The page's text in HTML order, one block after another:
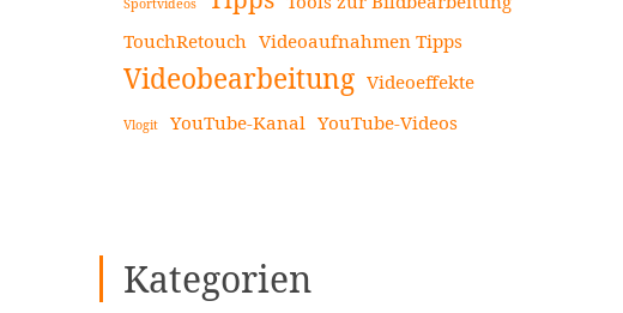
Sportvideos
TouchRetouch
Videoaufnahmen Tipps
Videobearbeitung Videoeffekte
Vlogit YouTube-Kanal YouTube-Videos
Kategorien